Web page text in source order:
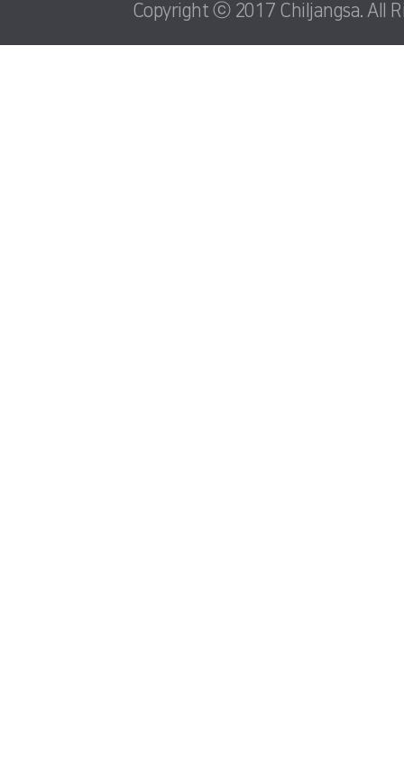
Copyright ⓒ 2017 Chiljangsa. All